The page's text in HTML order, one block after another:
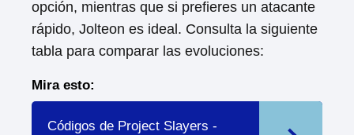
opción, mientras que si prefieres un atacante
rápido, Jolteon es ideal. Consulta la siguiente
tabla para comparar las evoluciones:
Mira esto:
Códigos de Project Slayers -